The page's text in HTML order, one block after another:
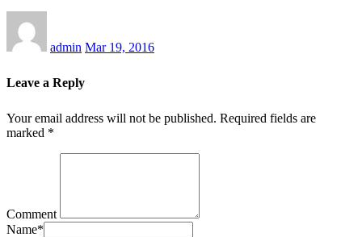
admin Mar 19, 2016
Leave a Reply
Your email address will not be published. Required fields are
marked *
Comment
Name*